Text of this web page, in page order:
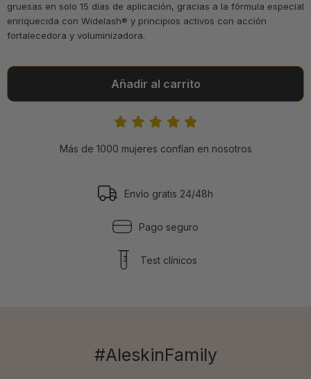
gruesas en solo 15 días de aplicación, gracias a la fórmula especial
enriquecida con Widelash® y principios activos con acción
fortalecedora y voluminizadora.
Añadir al carrito
Más de 1000 mujeres confían en nosotros
Envío gratis 24/48h
Pago seguro
Test clínicos
#AleskinFamily